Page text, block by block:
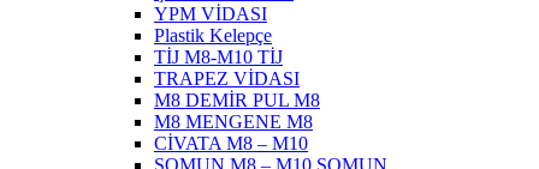
YPM VİDASI
Plastik Kelepçe
TİJ M8-M10 TİJ
TRAPEZ VİDASI
M8 DEMİR PUL M8
M8 MENGENE M8
CİVATA M8 – M10